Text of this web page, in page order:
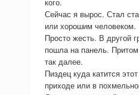
Сейчас я вырос. Стал
или хорошим человеком.
Просто жесть. В другой
пошла на панель.
так далее.
Пиздец куда катится
приходе или в